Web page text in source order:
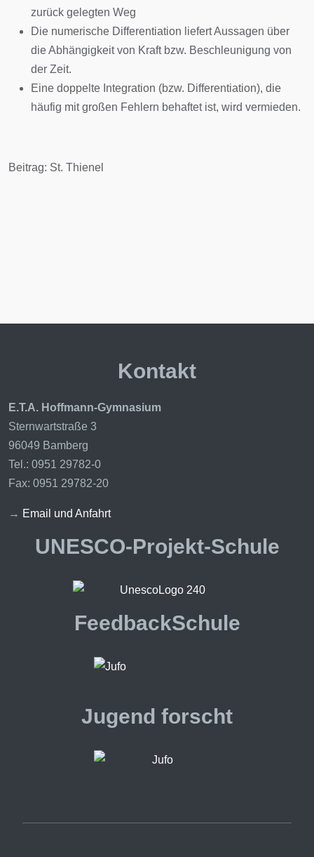
zurück gelegten Weg
Die numerische Differentiation liefert Aussagen über
die Abhängigkeit von Kraft bzw. Beschleunigung von
der Zeit.
Eine doppelte Integration (bzw. Differentiation), die
häufig mit großen Fehlern behaftet ist, wird vermieden.
Beitrag: St. Thienel
Kontakt
E.T.A. Hoffmann-Gymnasium
Sternwartstraße 3
96049 Bamberg
Tel.: 0951 29782-0
Fax: 0951 29782-20
→ Email und Anfahrt
UNESCO-Projekt-Schule
FeedbackSchule
Jugend forscht